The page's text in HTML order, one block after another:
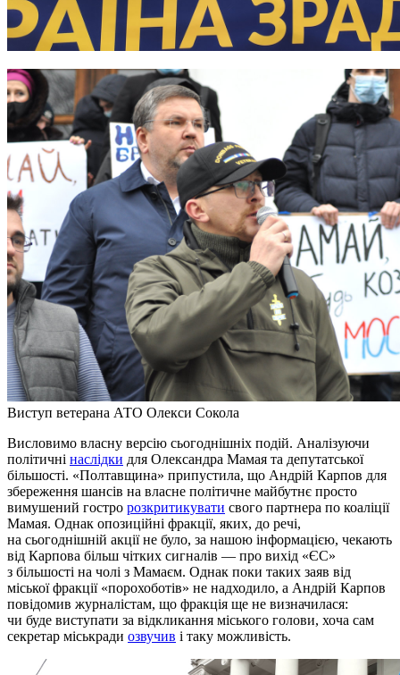
Виступ ветерана АТО Олекси Сокола
Висловимо власну версію сьогоднішніх подій. Аналізуючи
політичні наслідки для Олександра Мамая та депутатської
більшості. «Полтавщина» припустила, що Андрій Карпов для
збереження шансів на власне політичне майбутнє просто
вимушений гостро розкритикувати свого партнера по коаліції
Мамая. Однак опозиційні фракції, яких, до речі,
на сьогоднішній акції не було, за нашою інформацією, чекають
від Карпова більш чітких сигналів — про вихід «ЄС»
з більшості на чолі з Мамаєм. Однак поки таких заяв від
міської фракції «порохоботів» не надходило, а Андрій Карпов
повідомив журналістам, що фракція ще не визначилася:
чи буде виступати за відкликання міського голови, хоча сам
секретар міськради озвучив і таку можливість.